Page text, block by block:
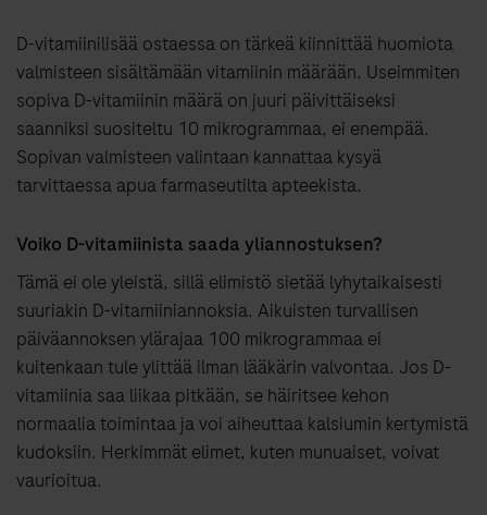
D-vitamiinilisää ostaessa on tärkeä kiinnittää huomiota
valmisteen sisältämään vitamiinin määrään. Useimmiten
sopiva D-vitamiinin määrä on juuri päivittäiseksi
saanniksi suositeltu 10 mikrogrammaa, ei enempää.
Sopivan valmisteen valintaan kannattaa kysyä
tarvittaessa apua farmaseutilta apteekista.
Voiko D-vitamiinista saada yliannostuksen?
Tämä ei ole yleistä, sillä elimistö sietää lyhytaikaisesti
suuriakin D-vitamiiniannoksia. Aikuisten turvallisen
päiväannoksen ylärajaa 100 mikrogrammaa ei
kuitenkaan tule ylittää ilman lääkärin valvontaa. Jos D-
vitamiinia saa liikaa pitkään, se häiritsee kehon
normaalia toimintaa ja voi aiheuttaa kalsiumin kertymistä
kudoksiin. Herkimmät elimet, kuten munuaiset, voivat
vaurioitua.